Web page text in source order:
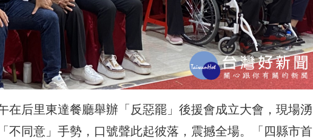
在后里東達餐廳舉辦「反惡罷」後援會成立大會，現場湧
不同意」手勢，口號聲此起彼落，震撼全場。「四縣市首